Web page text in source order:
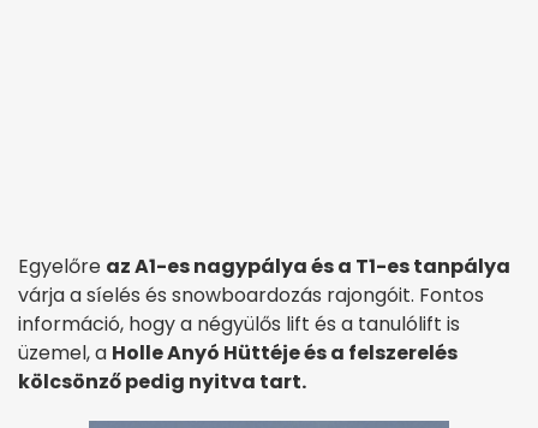
Egyelőre az A1-es nagypálya és a T1-es tanpálya
várja a síelés és snowboardozás rajongóit. Fontos
információ, hogy a négyülős lift és a tanulólift is
üzemel, a Holle Anyó Hüttéje és a felszerelés
kölcsönző pedig nyitva tart.